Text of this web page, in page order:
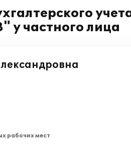
у частного лица
рабочих мест